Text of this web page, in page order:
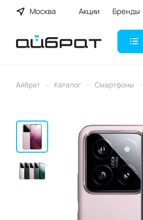
Москва Акции Бренды
Айбрат – Каталог – Смартфоны –